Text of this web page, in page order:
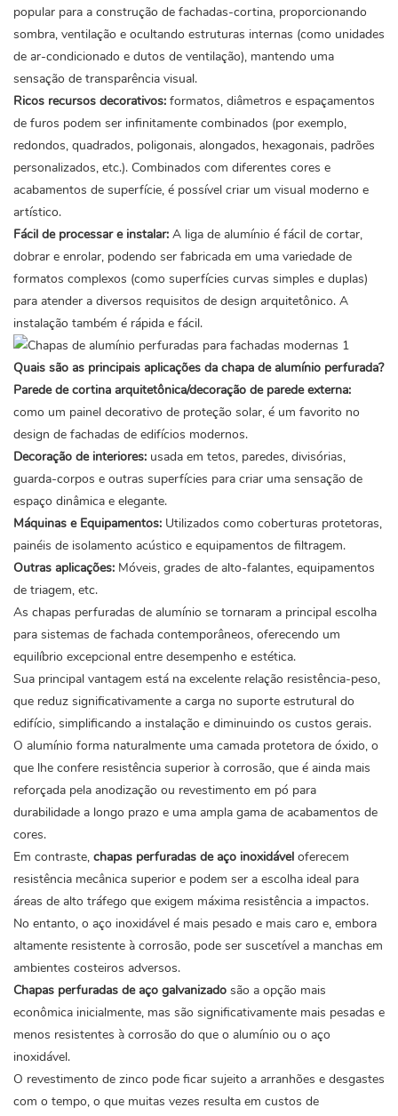
popular para a construção de fachadas-cortina, proporcionando
sombra, ventilação e ocultando estruturas internas (como unidades
de ar-condicionado e dutos de ventilação), mantendo uma
sensação de transparência visual.
Ricos recursos decorativos: formatos, diâmetros e espaçamentos
de furos podem ser infinitamente combinados (por exemplo,
redondos, quadrados, poligonais, alongados, hexagonais, padrões
personalizados, etc.). Combinados com diferentes cores e
acabamentos de superfície, é possível criar um visual moderno e
artístico.
Fácil de processar e instalar: A liga de alumínio é fácil de cortar,
dobrar e enrolar, podendo ser fabricada em uma variedade de
formatos complexos (como superfícies curvas simples e duplas)
para atender a diversos requisitos de design arquitetônico. A
instalação também é rápida e fácil.
Quais são as principais aplicações da chapa de alumínio perfurada?
Parede de cortina arquitetônica/decoração de parede externa:
como um painel decorativo de proteção solar, é um favorito no
design de fachadas de edifícios modernos.
Decoração de interiores: usada em tetos, paredes, divisórias,
guarda-corpos e outras superfícies para criar uma sensação de
espaço dinâmica e elegante.
Máquinas e Equipamentos: Utilizados como coberturas protetoras,
painéis de isolamento acústico e equipamentos de filtragem.
Outras aplicações: Móveis, grades de alto-falantes, equipamentos
de triagem, etc.
As chapas perfuradas de alumínio se tornaram a principal escolha
para sistemas de fachada contemporâneos, oferecendo um
equilíbrio excepcional entre desempenho e estética.
Sua principal vantagem está na excelente relação resistência-peso,
que reduz significativamente a carga no suporte estrutural do
edifício, simplificando a instalação e diminuindo os custos gerais.
O alumínio forma naturalmente uma camada protetora de óxido, o
que lhe confere resistência superior à corrosão, que é ainda mais
reforçada pela anodização ou revestimento em pó para
durabilidade a longo prazo e uma ampla gama de acabamentos de
cores.
Em contraste, chapas perfuradas de aço inoxidável oferecem
resistência mecânica superior e podem ser a escolha ideal para
áreas de alto tráfego que exigem máxima resistência a impactos.
No entanto, o aço inoxidável é mais pesado e mais caro e, embora
altamente resistente à corrosão, pode ser suscetível a manchas em
ambientes costeiros adversos.
Chapas perfuradas de aço galvanizado são a opção mais
econômica inicialmente, mas são significativamente mais pesadas e
menos resistentes à corrosão do que o alumínio ou o aço
inoxidável.
O revestimento de zinco pode ficar sujeito a arranhões e desgastes
com o tempo, o que muitas vezes resulta em custos de